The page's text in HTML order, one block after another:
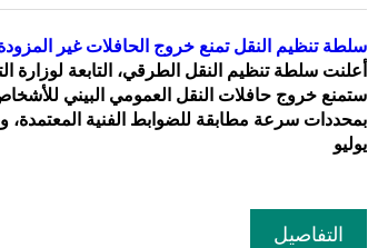
سلطة تنظيم النقل تمنع خروج الحافلات غير
أعلنت سلطة تنظيم النقل الطرقي، التابعة لوزارة
ستمنع خروج حافلات النقل العمومي البيني
بمحددات سرعة مطابقة للضوابط الفنية المعتمدة،
يوليو
التفاصيل